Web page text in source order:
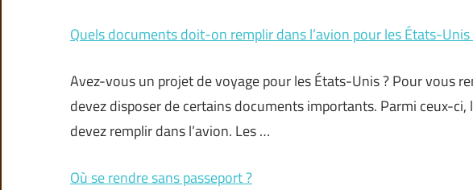
Quels documents doit-on remplir dans l’avion pour les États-Unis
Avez-vous un projet de voyage pour les États-Unis ? Pour vous
devez disposer de certains documents importants. Parmi ceux-
devez remplir dans l’avion. Les …
Où se rendre sans passeport ?